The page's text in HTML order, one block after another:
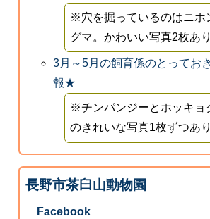
※穴を掘っているのはニホ
グマ。かわいい写真2枚あり
3月～5月の飼育係のとってお
報★
※チンパンジーとホッキョ
のきれいな写真1枚ずつあり
長野市茶臼山動物園
Facebook